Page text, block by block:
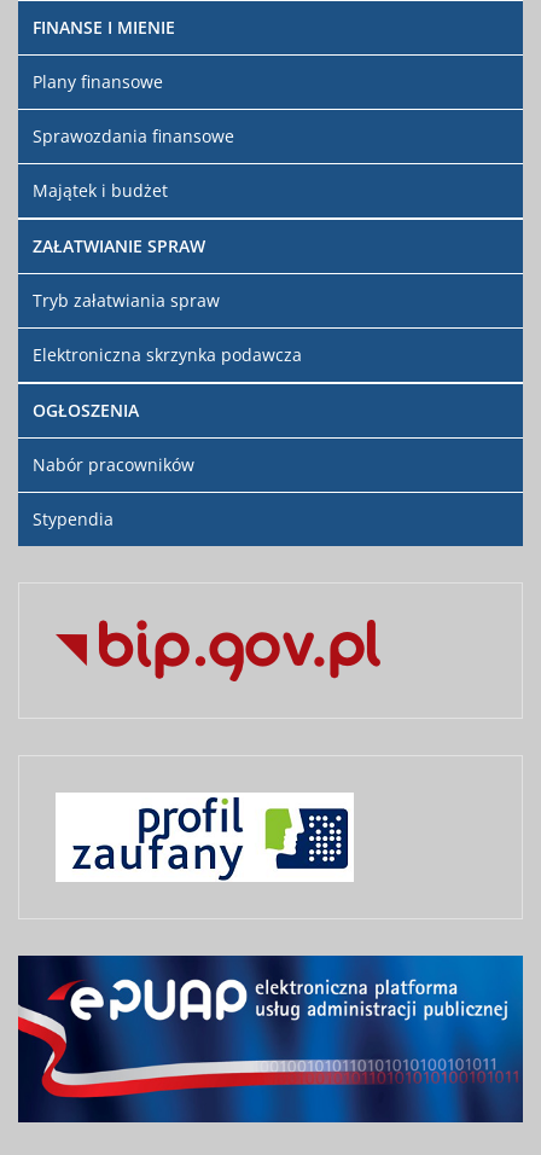
FINANSE I MIENIE
Plany finansowe
Sprawozdania finansowe
Majątek i budżet
ZAŁATWIANIE SPRAW
Tryb załatwiania spraw
Elektroniczna skrzynka podawcza
OGŁOSZENIA
Nabór pracowników
Stypendia